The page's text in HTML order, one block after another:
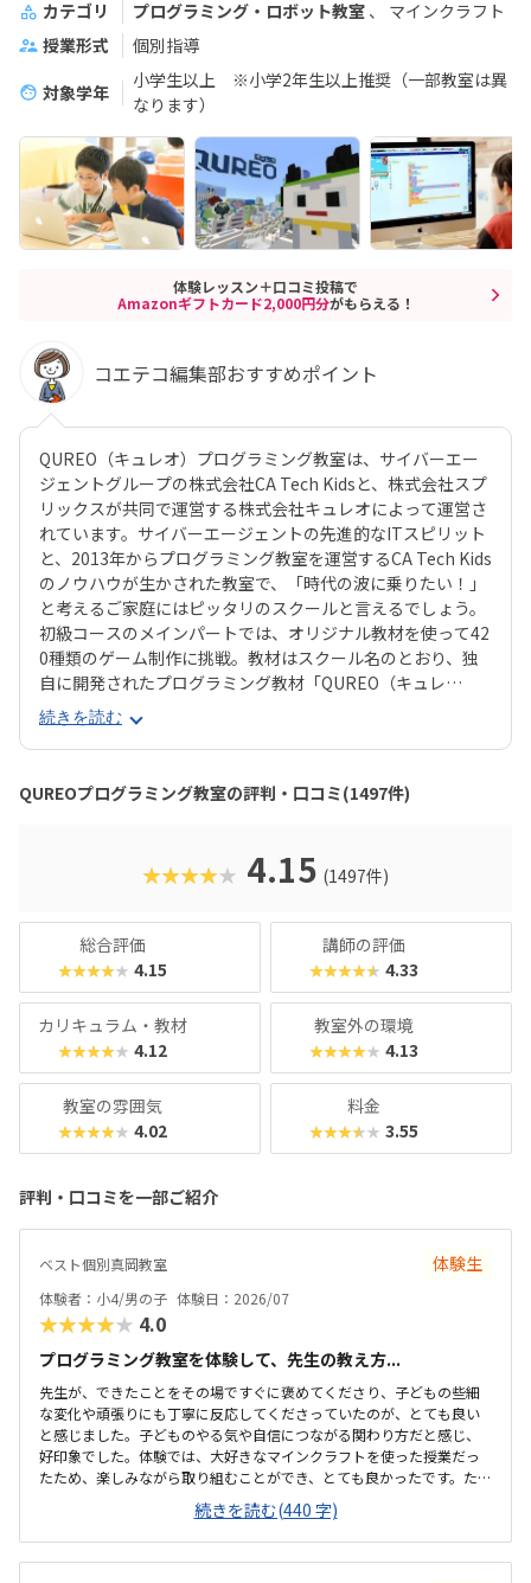
カテゴリ プログラミング・ロボット教室
マインクラフト
授業形式
個別指導
対象学年
小学生以上 ※小学2年生以上推奨（一部教室は異
なります）
体験レッスン＋口コミ投稿で
Amazonギフトカード2,000円分がもらえる！
コエテコ編集部おすすめポイント
QUREO（キュレオ）プログラミング教室は、サイバーエー
ジェントグループの株式会社CA Tech Kidsと、株式会社スプ
リックスが共同で運営する株式会社キュレオによって運営さ
れています。サイバーエージェントの先進的なITスピリット
と、2013年からプログラミング教室を運営するCA Tech Kids
のノウハウが生かされた教室で、「時代の波に乗りたい！」
と考えるご家庭にはピッタリのスクールと言えるでしょう。
初級コースのメインパートでは、オリジナル教材を使って42
0種類のゲーム制作に挑戦。教材はスクール名のとおり、独
自に開発されたプログラミング教材「QUREO（キュレ
オ）」です。スマホゲームのような感覚でサクサク進められ
るのに、本格的な内容が学べるのが魅力。子どもにとっても
「やらされている感」がないので、楽しくゲームをクリアし
ていくようなペースでどんどん学習を進めていけます。教材
のデザイン性も高く、実際にスマホゲーム開発で使用されて
クに慣れている今の子どもでも、「安っぽい」「子どもっぽ
い」と思わず勉強に取り組めるでしょう。学習結果は通信簿
続きを読む
QUREOプログラミング教室の評判・口コミ(1497件)
★★★★★ 4.15 (1497件)
総合評価
★★★★★ 4.15
講師の評価
★★★★★ 4.33
カリキュラム・教材
★★★★★ 4.12
教室外の環境
★★★★★ 4.13
教室の雰囲気
★★★★★ 4.02
料金
★★★★★ 3.55
評判・口コミを一部ご紹介
ベスト個別真岡教室 体験生
体験者：小4/男の子 体験日：2026/07
★★★★★ 4.0
プログラミング教室を体験して、先生の教え方...
先生が、できたことをその場ですぐに褒めてくださり、子どもの些細
な変化や頑張りにも丁寧に反応してくださっていたのが、とても良い
と感じました。子どものやる気や自信につながる関わり方だと感じ、
好印象でした。体験では、大好きなマインクラフトを使った授業だっ
たため、楽しみながら取り組むことができ、とても良かったです。た
だ、今後もずっとマインクラフトを使った内容ではないと伺ったの
で、その後も興味を持って取り組めるかどうかは少し気になる点でし
た。教室は自宅から15分ほどの距離にあり、通いやすいと感じまし
た。また、駐車場もあるため、送り迎えもしやすく、安心して通わせ
続きを読む(440 字)